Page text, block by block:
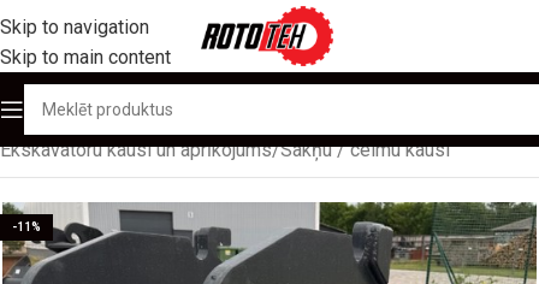
Skip to navigation
Skip to main content
Sākums/Produktu katalogs
Ekskavatoru kausi un aprīkojums/Sakņu / celmu kausi
-11%